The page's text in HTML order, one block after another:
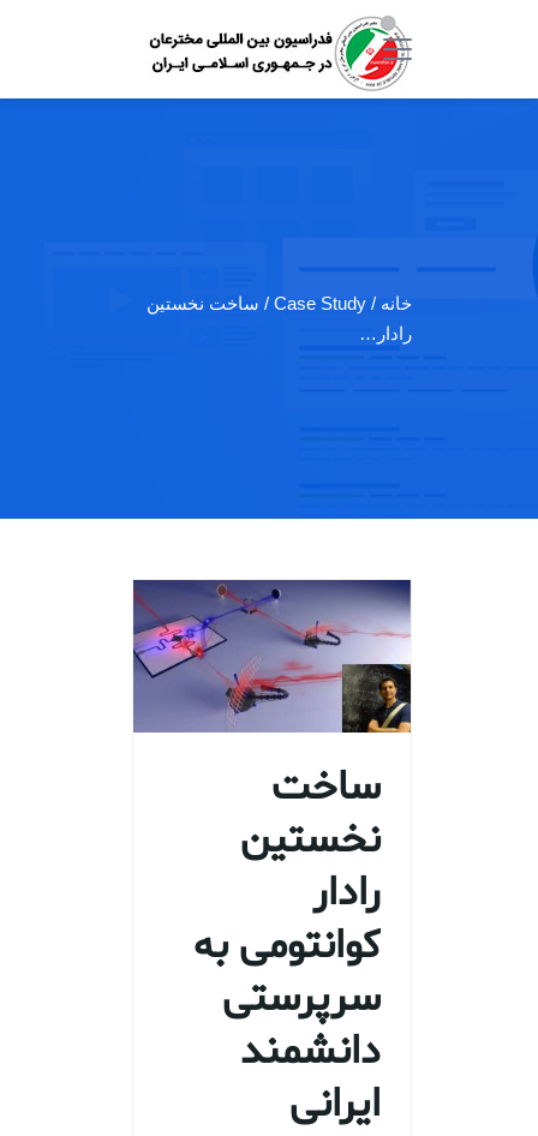
خانه
/ Case Study / ساخت نخستین
رادار…
ساخت
نخستین
رادار
کوانتومی به
سرپرستی
دانشمند
ایرانی